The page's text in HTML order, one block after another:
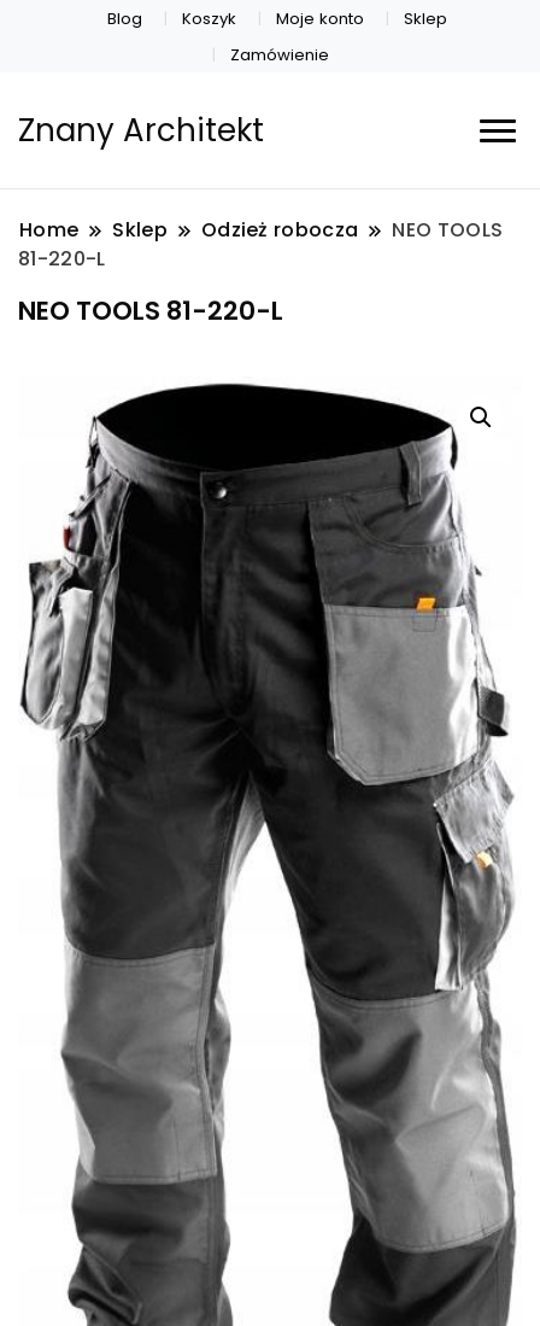
Blog Koszyk Moje konto
Sklep
Zamówienie
Znany Architekt
Home Sklep Odzież robocza
NEO TOOLS
81-220-L
NEO TOOLS 81-220-L